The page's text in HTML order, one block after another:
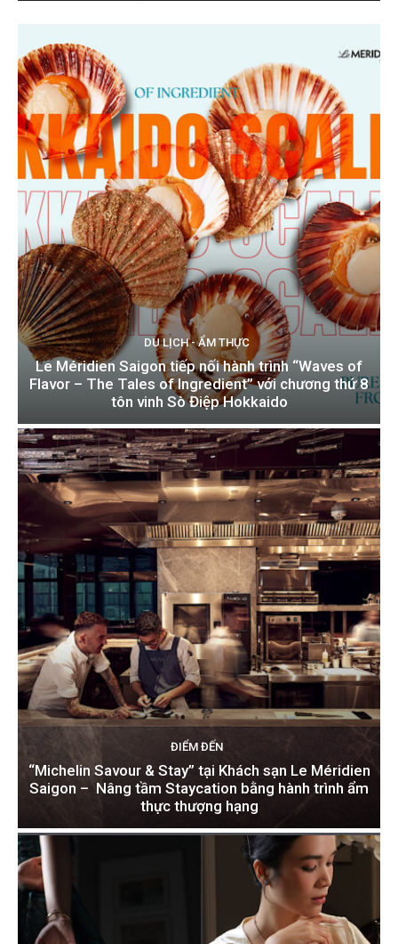
DU LỊCH - ẨM THỰC
Le Méridien Saigon tiếp nối hành trình “Waves of
Flavor – The Tales of Ingredient” với chương thứ 8
tôn vinh Sò Điệp Hokkaido
ĐIỂM ĐẾN
“Michelin Savour & Stay” tại Khách sạn Le Méridien
Saigon – Nâng tầm Staycation bằng hành trình ẩm
thực thượng hạng